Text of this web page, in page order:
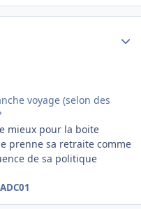
voyage (selon des
mieux pour la boite
prenne sa retraite comme
de sa politique